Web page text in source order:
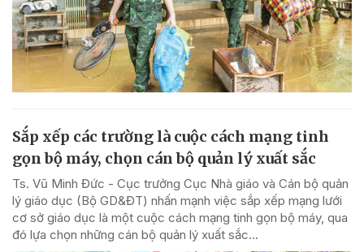
Sắp xếp các trường là cuộc cách mạng tinh
gọn bộ máy, chọn cán bộ quản lý xuất sắc
Ts. Vũ Minh Đức - Cục trưởng Cục Nhà giáo và Cán bộ quản
lý giáo dục (Bộ GD&ĐT) nhấn mạnh việc sắp xếp mạng lưới
cơ sở giáo dục là một cuộc cách mạng tinh gọn bộ máy, qua
đó lựa chọn những cán bộ quản lý xuất sắc...